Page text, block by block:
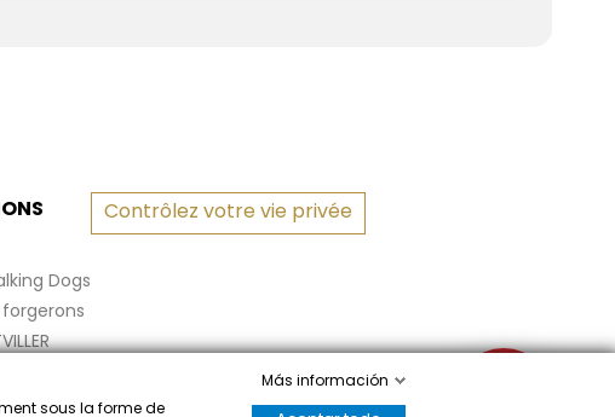
Dogs
Contrôlez votre vie privée
sous la forme de
Más información